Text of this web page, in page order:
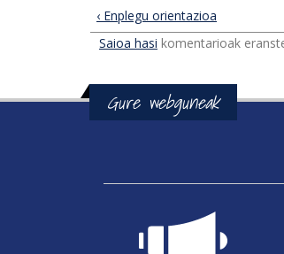
‹ Enplegu orientazioa
Saioa hasi komentarioak
Gure webguneak